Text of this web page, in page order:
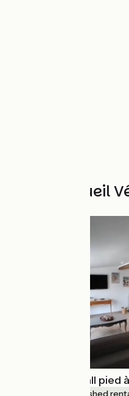
Other Accueil
Furnished - Small
Lodgings and furnished